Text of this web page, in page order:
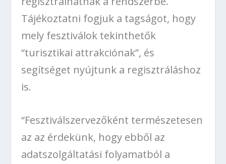
Tájékoztatni fogjuk a tagságot, hogy
mely fesztiválok tekinthetők
“turisztikai attrakciónak”, és
segítséget nyújtunk a regisztráláshoz
is.
“Fesztiválszervezőként természetesen
az az érdekünk, hogy ebből az
adatszolgáltatási folyamatból a